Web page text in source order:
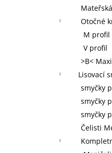
Otočné
M profil
V profil
>B<
Lisovací
smyčky
smyčky
smyčky
Čelisti